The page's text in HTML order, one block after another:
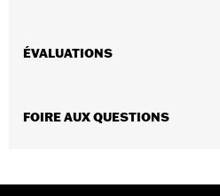
Caractéristiques fonctionnelles:
Technology:Rx Perscription
14 mm/Branches : 120 mm
ÉVALUATIONS
FOIRE AUX QUESTIONS